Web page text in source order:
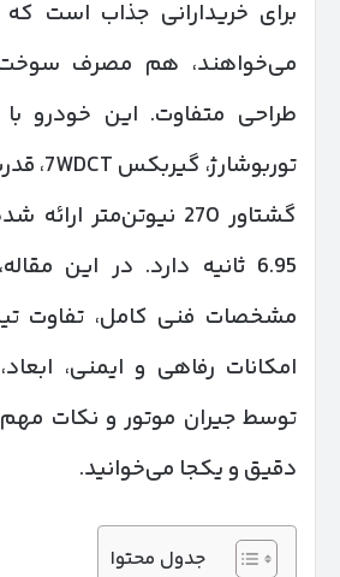
برای خریدارانی جذاب است
می‌خواهند، هم مصرف
گشتاور 270 نیوتن‌متر
امکانات رفاهی و ایمنی،
توسط جیران موتور و نکات
دقیق و یکجا می‌خوانید.
جدول محتوا